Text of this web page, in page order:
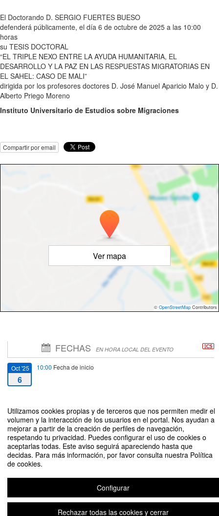
Utilizamos cookies propias y de terceros que nos permiten medir el
volumen y la interacción de los usuarios en el portal. Nos ayudan a
mejorar a partir de la creación de perfiles de navegación,
respetando tu privacidad. Puedes configurar el uso de cookies o
aceptarlas todas. Este aviso seguirá apareciendo hasta que
decidas. Para más información, por favor consulta nuestra Política
de cookies.
Configurar
Rechazar todas las cookies y cerrar
El Doctorando D. SERGIO FUERTES BUESO
defenderá públicamente, el día 6 de octubre de 2025 a las 10:00
horas
su TESIS DOCTORAL
“EL TRIPLE NEXO ENTRE LA AYUDA HUMANITARIA, EL
DESARROLLO Y LA PAZ EN LAS RESPUESTAS MIGRATORIAS EN
EL SAHEL: CASO DE MALI”
dirigida por los profesores doctores D. José Manuel Aparicio Malo y D.
Alberto Priego Moreno
Instituto Universitario de Estudios sobre Migraciones
Compartir por email
Ver mapa
© OpenStreetMap Contributors
FECHAS EN HORA LOCAL DEL EVENTO
Oct '25
6
10:00 Fecha de inicio
6
la paz en las respuestas migratorias en el Sahel: Caso de Mali" de Sergio